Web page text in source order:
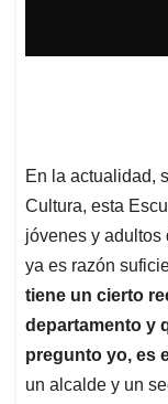
En la actualidad,
Cultura, esta
jóvenes y adultos
ya es razón
tiene un cierto
departamento y
pregunto yo, es
un alcalde y un